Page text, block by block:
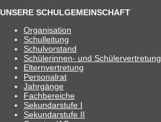
UNSERE SCHULGEMEINSCHAFT
Orga­ni­sa­tion
Schul­lei­tung
Schul­vor­stand
Schü­le­rin­nen- und Schülervertretung
Eltern­ver­tre­tung
Per­so­nal­rat
Jahr­gänge
Fach­be­rei­che
Sekun­dar­stufe I
Sekun­dar­stufe II